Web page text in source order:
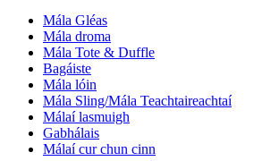
Mála Gléas
Mála droma
Mála Tote & Duffle
Bagáiste
Mála lóin
Mála Sling/Mála Teachtaireachtaí
Málaí lasmuigh
Gabhálais
Málaí cur chun cinn